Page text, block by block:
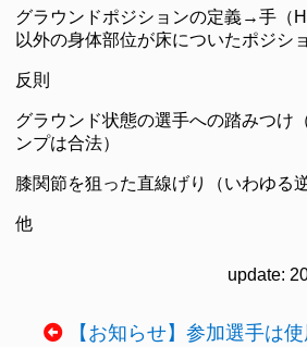
グラウンドポジションの定義→手（
以外の身体部位が床についたポジシ
反則
グラウンド状態の選手への踏みつけ
ンプは合法）
膝関節を狙った直線げり（いわゆる
他
update:
【お知らせ】参加選手は